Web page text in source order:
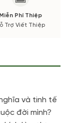
Miễn Phí Thiệp
Trợ Viết Thiệp
và tinh tế
đời mình?